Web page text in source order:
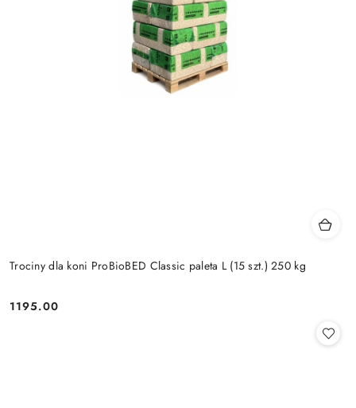
Trociny dla koni ProBioBED Classic paleta L (15 szt.) 250 kg
Cena:
1195.00